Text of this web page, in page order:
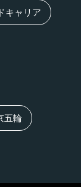
キャリア
五輪